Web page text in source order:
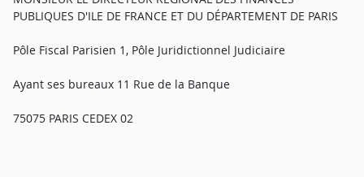
PUBLIQUES D'ILE DE FRANCE ET DU DÉPARTEMENT DE PARIS
Pôle Fiscal Parisien 1, Pôle Juridictionnel Judiciaire
Ayant ses bureaux 11 Rue de la Banque
75075 PARIS CEDEX 02